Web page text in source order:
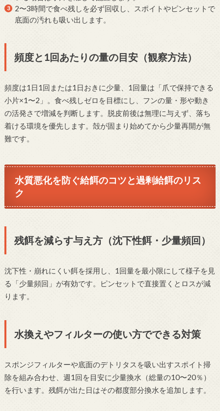
2〜3時間で食べ残しを必ず回収し、スポイトやピンセットで
底面の汚れも吸い出します。
頻度と1回あたりの量の目安（観察方法）
頻度は1日1回または1日おきに少量、1回量は「爪で保持できる
小片×1〜2」。食べ残しゼロを目標にし、フンの量・形や動き
の活発さで増減を判断します。脱皮前後は無理に与えず、落ち
着ける環境を優先します。殻が固まり始めてから少量再開が無
難です。
水質悪化を防ぐ給餌のコツと過剰給餌のリス
ク
残餌を減らす与え方（沈下性餌・少量頻回）
沈下性・崩れにくい餌を採用し、1回量を最小限にして様子を見
る「少量頻回」が有効です。ピンセットで直接置くとロスが減
ります。
水換えやフィルターの使い方でできる対策
スポンジフィルターや底面のデトリタスを吸い出すスポイト掃
除を組み合わせ、週1回を目安に少量換水（総量の10〜20％）
を行います。残餌が出た日はその都度部分換水を追加します。